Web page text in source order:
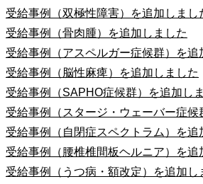
受給事例（双極性障害）を追加しまし
受給事例（骨肉腫）を追加しました
受給事例（アスペルガー症候群）を追
受給事例（脳性麻痺）を追加しました
受給事例（SAPHO症候群）を追加し
受給事例（スタージ・ウェーバー症候
受給事例（自閉症スペクトラム）を追
受給事例（腰椎椎間板ヘルニア）を追
受給事例（うつ病・額改定）を追加し